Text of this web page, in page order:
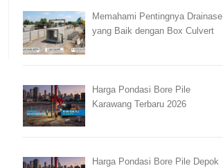
Memahami Pentingnya Drainase
yang Baik dengan Box Culvert
Harga Pondasi Bore Pile
Karawang Terbaru 2026
Harga Pondasi Bore Pile Depok